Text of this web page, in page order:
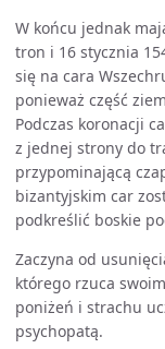
W końcu jednak
tron i 16 stycznia
się na cara
ponieważ część
Podczas koronacji
z jednej strony do
przypominającą
bizantyjskim car
podkreślić boskie
Zaczyna od
którego rzuca
poniżeń i strachu
psychopatą.